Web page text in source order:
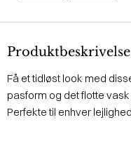
Produktbeskrivelse
Få et tidløst look med
pasform og det flotte
Perfekte til enhver lejlighed.